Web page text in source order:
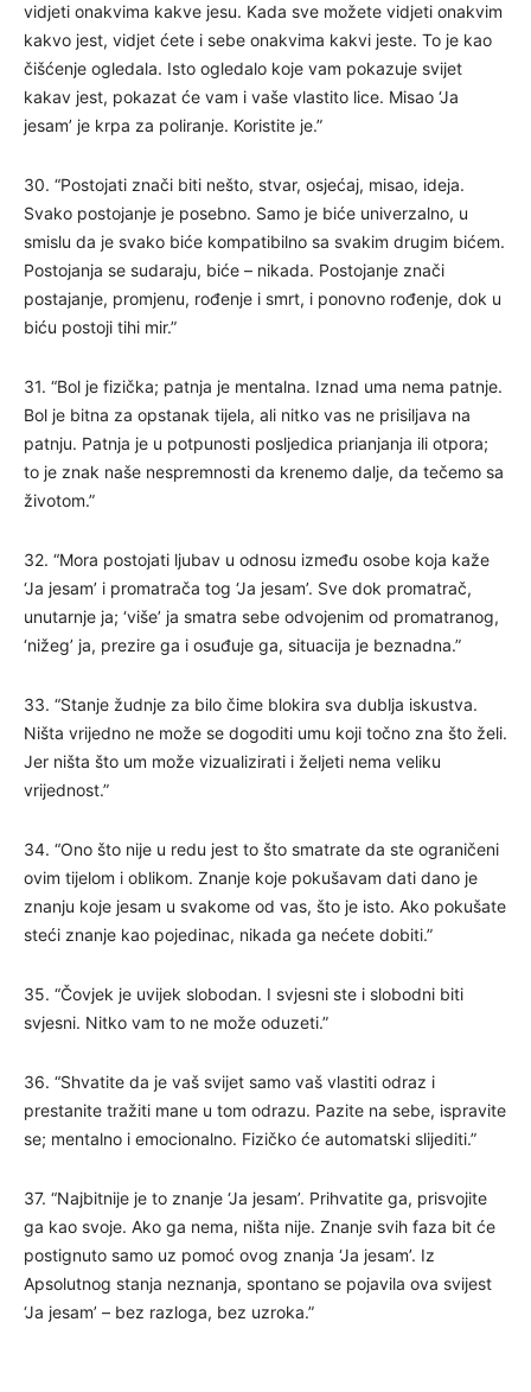
vidjeti onakvima kakve jesu. Kada sve možete vidjeti onakvim
kakvo jest, vidjet ćete i sebe onakvima kakvi jeste. To je kao
čišćenje ogledala. Isto ogledalo koje vam pokazuje svijet
kakav jest, pokazat će vam i vaše vlastito lice. Misao ‘Ja
jesam’ je krpa za poliranje. Koristite je.”
30. “Postojati znači biti nešto, stvar, osjećaj, misao, ideja.
Svako postojanje je posebno. Samo je biće univerzalno, u
smislu da je svako biće kompatibilno sa svakim drugim bićem.
Postojanja se sudaraju, biće – nikada. Postojanje znači
postajanje, promjenu, rođenje i smrt, i ponovno rođenje, dok u
biću postoji tihi mir.”
31. “Bol je fizička; patnja je mentalna. Iznad uma nema patnje.
Bol je bitna za opstanak tijela, ali nitko vas ne prisiljava na
patnju. Patnja je u potpunosti posljedica prianjanja ili otpora;
to je znak naše nespremnosti da krenemo dalje, da tečemo sa
životom.”
32. “Mora postojati ljubav u odnosu između osobe koja kaže
‘Ja jesam’ i promatrača tog ‘Ja jesam’. Sve dok promatrač,
unutarnje ja; ‘više’ ja smatra sebe odvojenim od promatranog,
‘nižeg’ ja, prezire ga i osuđuje ga, situacija je beznadna.”
33. “Stanje žudnje za bilo čime blokira sva dublja iskustva.
Ništa vrijedno ne može se dogoditi umu koji točno zna što želi.
Jer ništa što um može vizualizirati i željeti nema veliku
vrijednost.”
34. “Ono što nije u redu jest to što smatrate da ste ograničeni
ovim tijelom i oblikom. Znanje koje pokušavam dati dano je
znanju koje jesam u svakome od vas, što je isto. Ako pokušate
steći znanje kao pojedinac, nikada ga nećete dobiti.”
35. “Čovjek je uvijek slobodan. I svjesni ste i slobodni biti
svjesni. Nitko vam to ne može oduzeti.”
36. “Shvatite da je vaš svijet samo vaš vlastiti odraz i
prestanite tražiti mane u tom odrazu. Pazite na sebe, ispravite
se; mentalno i emocionalno. Fizičko će automatski slijediti.”
37. “Najbitnije je to znanje ‘Ja jesam’. Prihvatite ga, prisvojite
ga kao svoje. Ako ga nema, ništa nije. Znanje svih faza bit će
postignuto samo uz pomoć ovog znanja ‘Ja jesam’. Iz
Apsolutnog stanja neznanja, spontano se pojavila ova svijest
‘Ja jesam’ – bez razloga, bez uzroka.”